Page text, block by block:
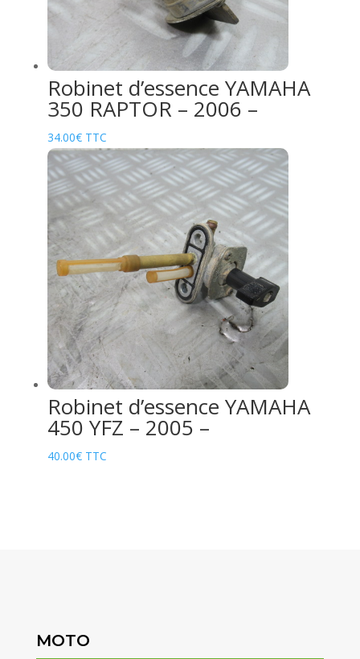
Robinet d’essence YAMAHA
350 RAPTOR – 2006 –
34.00€ TTC
Robinet d’essence YAMAHA
450 YFZ – 2005 –
40.00€ TTC
MOTO